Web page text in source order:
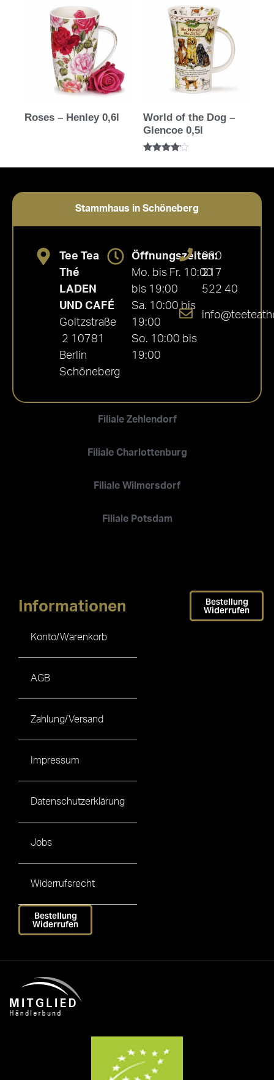
Roses – Henley 0,6l
World of the Dog –
Glencoe 0,5l
mit
Stammhaus in Schöneberg
Filiale Zehlendorf
Filiale Charlottenburg
Filiale Wilmersdorf
Filiale Potsdam
Tee Tea
Thé
LADEN
UND CAFÉ
Goltzstraße
2 10781
Berlin
Schöneberg
Öffnungszeiten:
Mo. bis Fr. 10:00
bis 19:00
Sa. 10:00 bis
19:00
So. 10:00 bis
19:00
030
217
522 40
Informationen
Konto/Warenkorb
AGB
Zahlung/Versand
Impressum
Datenschutzerklärung
Jobs
Widerrufsrecht
Bestellung
Widerrufen
Bestellung
Widerrufen